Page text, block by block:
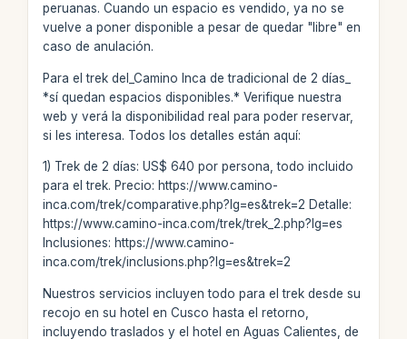
peruanas. Cuando un espacio es vendido, ya no se
vuelve a poner disponible a pesar de quedar "libre" en
caso de anulación.
Para el trek del_Camino Inca de tradicional de 2 días_
*sí quedan espacios disponibles.* Verifique nuestra
web y verá la disponibilidad real para poder reservar,
si les interesa. Todos los detalles están aquí:
1) Trek de 2 días: US$ 640 por persona, todo incluido
para el trek. Precio: https://www.camino-
inca.com/trek/comparative.php?lg=es&trek=2 Detalle:
https://www.camino-inca.com/trek/trek_2.php?lg=es
Inclusiones: https://www.camino-
inca.com/trek/inclusions.php?lg=es&trek=2
Nuestros servicios incluyen todo para el trek desde su
recojo en su hotel en Cusco hasta el retorno,
incluyendo traslados y el hotel en Aguas Calientes, de